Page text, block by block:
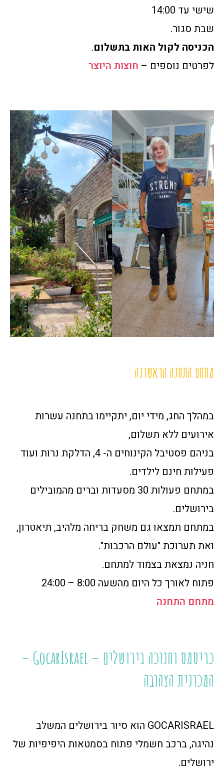
שישי עד 14:00
שבת סגור.
הכניסה לקול האות בתשלום.
לפרטים נוספים – חוצות היוצר
מתחם התחנה הראשונה
במהלך החג, מידי יום, יתקיימו בתחנה עשרות
אירועים ללא תשלום,
בניהם פסטיבל הקינוחים ה- 4, הדלקת נרות ועוד
פעילות חינם לילדים.
במתחם פעולות 30 מסעדות וברים מהמובילים
בירושלים.
במתחם תמצאו גם משחק בריחה מלהיב, תיאטרון,
ואת תערוכת "עולם הרכבות".
חניה נמצאת בצמוד למתחם.
פתוח לאורך כל היום מהשעה 8:00 – 24:00
מתחם התחנה
כריסמס וחנוכה בירושלים – GocarIsrael –
המכונית הצהובה
GOCARISRAEL הוא סיור בירושלים המשלב
נהיגה, ברכב חשמלי פתוח בסמטאות היפיפיות של
ירושלים.